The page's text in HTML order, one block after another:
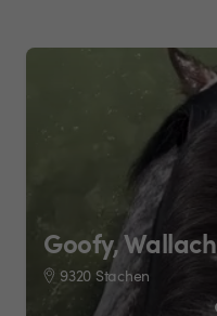
Goofy, Wallach
9320 Stachen